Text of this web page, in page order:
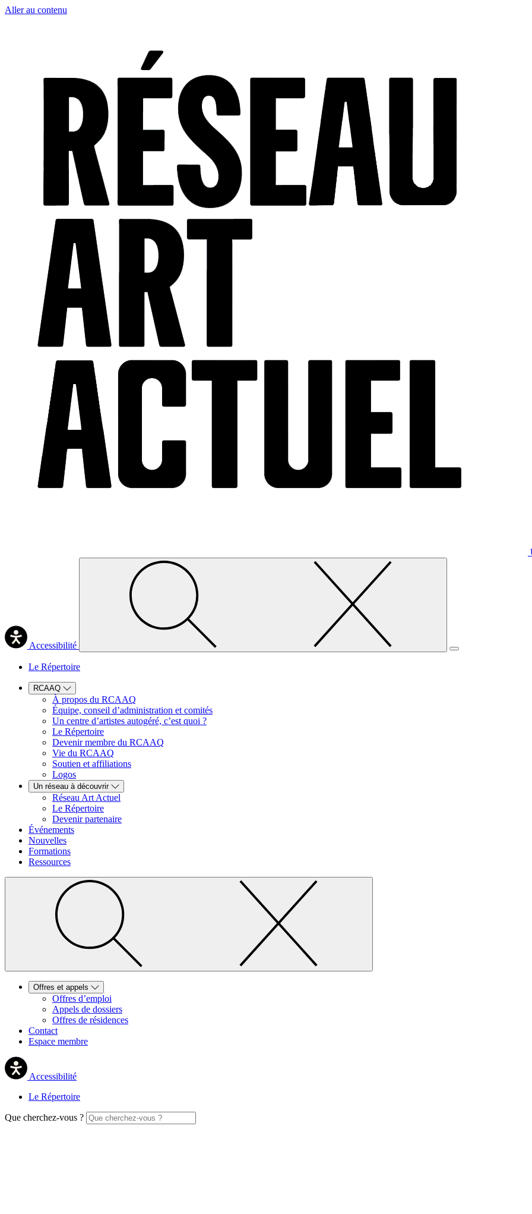
Aller au contenu
Accessibilité
Le Répertoire
RCAAQ
À propos du RCAAQ
Équipe, conseil d’administration et comités
Un centre d’artistes autogéré, c’est quoi ?
Le Répertoire
Devenir membre du RCAAQ
Vie du RCAAQ
Soutien et affiliations
Logos
Un réseau à découvrir
Réseau Art Actuel
Le Répertoire
Devenir partenaire
Événements
Nouvelles
Formations
Ressources
Offres et appels
Offres d’emploi
Appels de dossiers
Offres de résidences
Contact
Espace membre
Accessibilité
Le Répertoire
Que cherchez-vous ?